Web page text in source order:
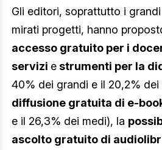
Gli editori, soprattutto i
mirati progetti, hanno
accesso gratuito per i
servizi estrumenti per la
40% dei grandi e il 20,2% dei
diffusione gratuita di e-
e il 26,3% dei medi), la
ascolto gratuito di